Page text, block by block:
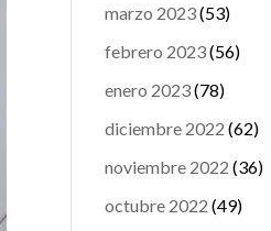
marzo 2023(53)
febrero 2023(56)
enero 2023(78)
diciembre 2022 (62)
noviembre 2022 (36)
octubre 2022 (49)